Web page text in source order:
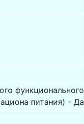
функционального
питания) - Да